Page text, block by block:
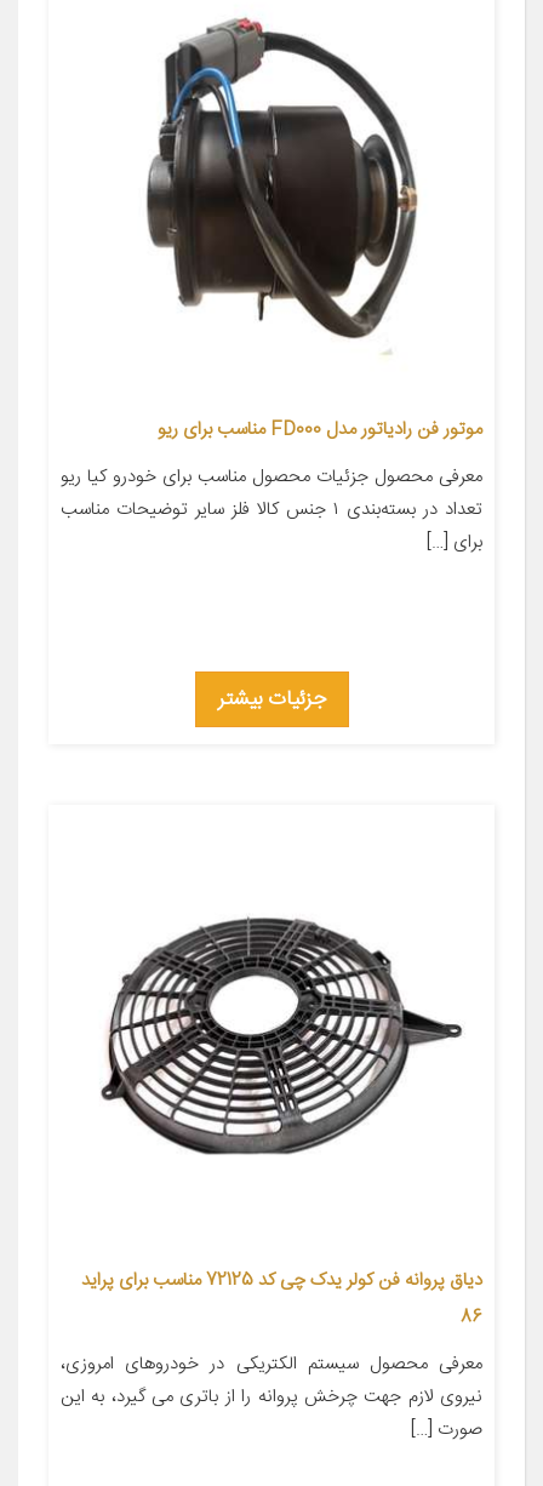
موتور فن رادیاتور مدل FD000 مناسب برای ریو
معرفی محصول جزئیات محصول مناسب برای خودرو کیا ریو
تعداد در بسته‌بندی ۱ جنس کالا فلز سایر توضیحات مناسب
برای […]
جزئیات بیشتر
دیاق پروانه فن کولر یدک چی کد 72125 مناسب برای پراید
86
معرفی محصول سیستم الکتریکی در خودروهای امروزی،
نیروی لازم جهت چرخش پروانه را از باتری می گیرد، به این
صورت […]